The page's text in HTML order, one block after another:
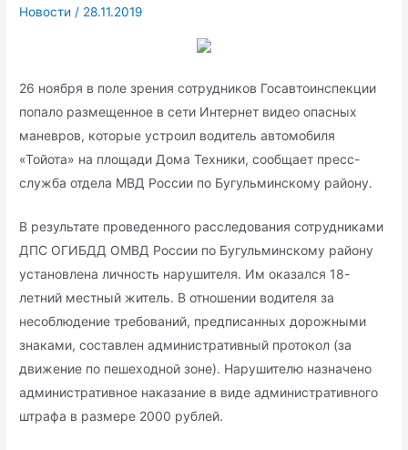
Новости / 28.11.2019
26 ноября в поле зрения сотрудников Госавтоинспекции
попало размещенное в сети Интернет видео опасных
маневров, которые устроил водитель автомобиля
«Тойота» на площади Дома Техники, сообщает пресс-
служба отдела МВД России по Бугульминскому району.
В результате проведенного расследования сотрудниками
ДПС ОГИБДД ОМВД России по Бугульминскому району
установлена личность нарушителя. Им оказался 18-
летний местный житель. В отношении водителя за
несоблюдение требований, предписанных дорожными
знаками, составлен административный протокол (за
движение по пешеходной зоне). Нарушителю назначено
административное наказание в виде административного
штрафа в размере 2000 рублей.